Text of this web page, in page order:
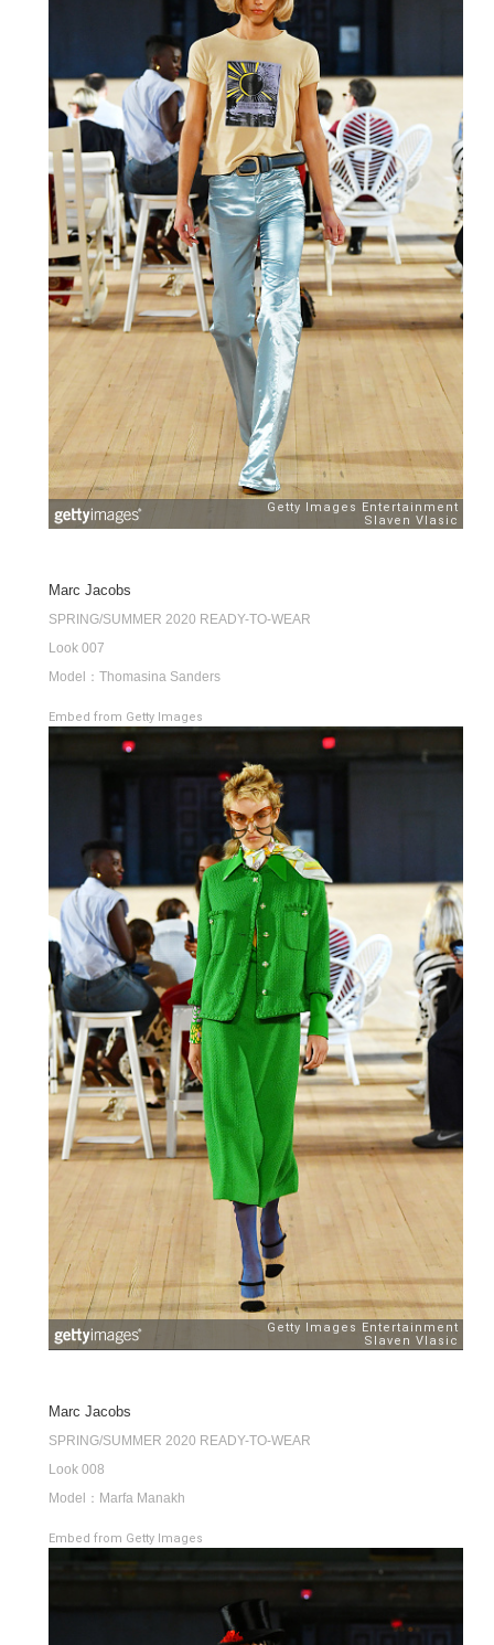
Marc Jacobs
SPRING/SUMMER 2020 READY-TO-WEAR
Look 007
Model：Thomasina Sanders
Embed from Getty Images
Marc Jacobs
SPRING/SUMMER 2020 READY-TO-WEAR
Look 008
Model：Marfa Manakh
Embed from Getty Images